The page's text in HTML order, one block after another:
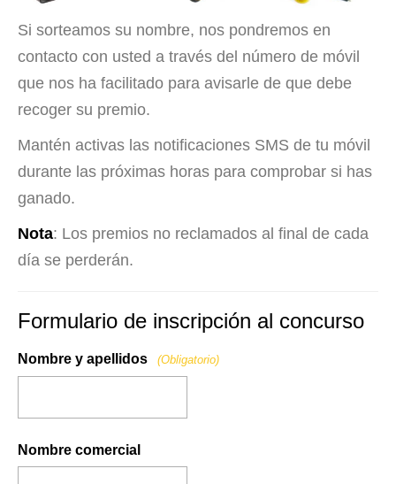
Si sorteamos su nombre, nos pondremos en
contacto con usted a través del número de móvil
que nos ha facilitado para avisarle de que debe
recoger su premio.
Mantén activas las notificaciones SMS de tu móvil
durante las próximas horas para comprobar si has
ganado.
Nota: Los premios no reclamados al final de cada
día se perderán.
Formulario de inscripción al concurso
Nombre y apellidos (Obligatorio)
Nombre comercial